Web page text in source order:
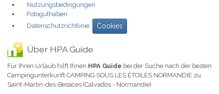
Nutzungsbedingungen
Fotoguthaben
Datenschutzrichtlinie
Cookies
Über HPA Guide
Für Ihren Urlaub hilft Ihnen HPA Guide bei der Suche nach der besten
Campingunterkunft CAMPING SOUS LES ÉTOILES NORMANDIE zu
Saint-Martin-des-Besaces (Calvados - Normandie)